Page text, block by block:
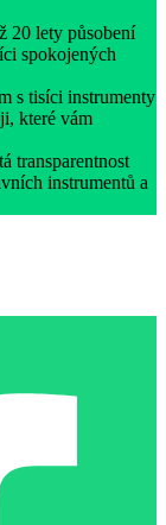
20 lety působení
spokojených
s tisíci instrumenty
které vám
transparentnost
instrumentů a